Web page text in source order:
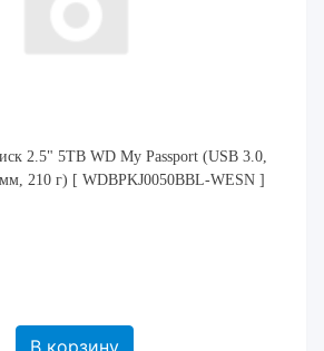
2.5" 5TB WD My Passport (USB 3.0,
210 г) [ WDBPKJ0050BBL-WESN ]
В корзину